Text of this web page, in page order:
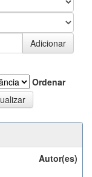
Ordenar
Autor(es)